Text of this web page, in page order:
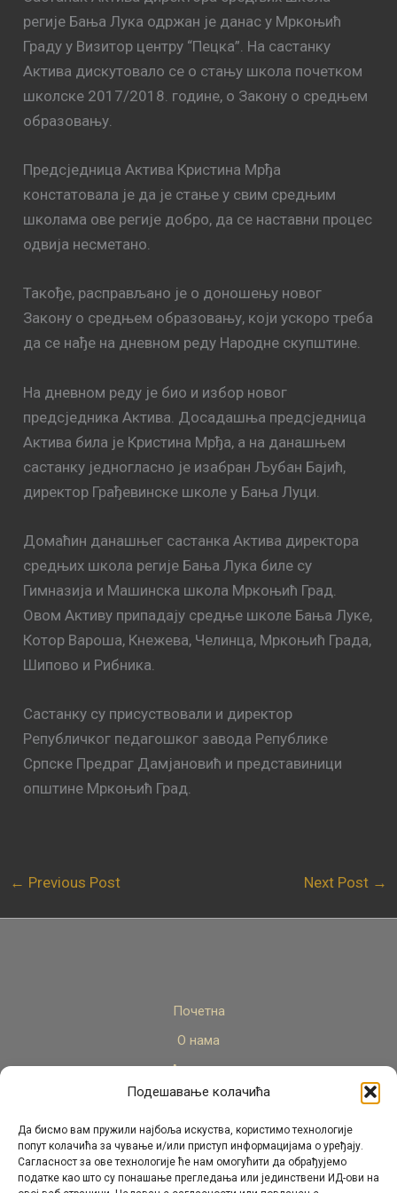
Подешавање колачића
Да бисмо вам пружили најбоља искуства, користимо технологије
попут колачића за чување и/или приступ информацијама о уређају.
Сагласност за ове технологије ће нам омогућити да обрађујемо
податке као што су понашање прегледања или јединствени ИД-ови на
регије Бања Лука одржан је данас у Мркоњић
Граду у Визитор центру “Пецка”. На састанку
Актива дискутовало се о стању школа почетком
школске 2017/2018. године, о Закону о средњем
образовању.
Предсједница Актива Кристина Мрђа
констатовала је да је стање у свим средњим
школама ове регије добро, да се наставни процес
одвија несметано.
Такође, расправљано је о доношењу новог
Закону о средњем образовању, који ускоро треба
да се нађе на дневном реду Народне скупштине.
На дневном реду је био и избор новог
предсједника Актива. Досадашња предсједница
Актива била је Кристина Мрђа, а на данашњем
састанку једногласно је изабран Љубан Бајић,
директор Грађевинске школе у Бања Луци.
Домаћин данашњег састанка Актива директора
средњих школа регије Бања Лука биле су
Гимназија и Машинска школа Мркоњић Град.
Овом Активу припадају средње школе Бања Луке,
Котор Вароша, Кнежева, Челинца, Мркоњић Града,
Шипово и Рибника.
Састанку су присуствовали и директор
Републичког педагошког завода Републике
Српске Предраг Дамјановић и представиници
општине Мркоњић Град.
← Previous Post Next Post →
Почетна
О нама
Актуелно
Стручни кадар
Пројекти
Архива
Контакт